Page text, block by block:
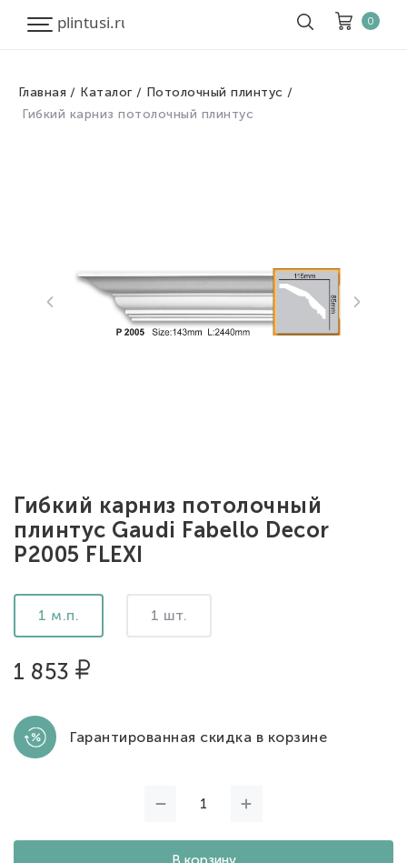
Корзина
0
Главная Каталог
Потолочный плинтус
Гибкий карниз потолочный плинтус
Гибкий карниз потолочный
плинтус Gaudi Fabello Decor
P2005 FLEXI
1 м.п. 1 шт.
1 853
Гарантированная скидка в корзине